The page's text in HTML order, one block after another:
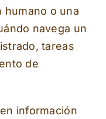
humano o una
navega un
tareas
de
información